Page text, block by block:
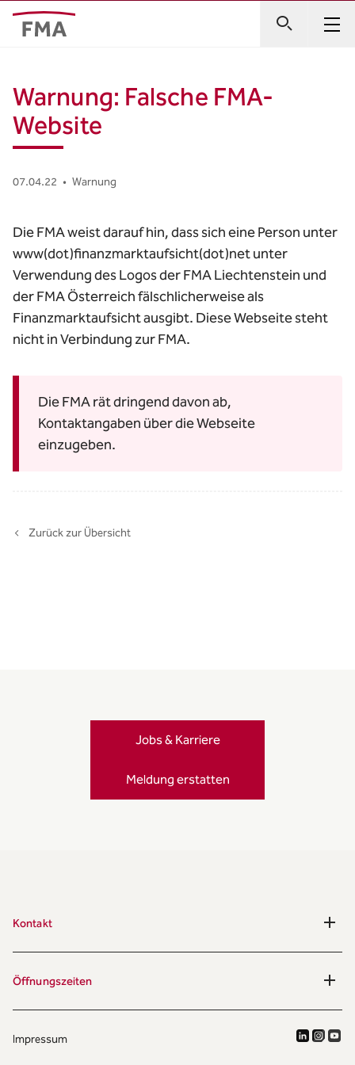
Warnung: Falsche FMA-
Website
07.04.22 • Warnung
Die FMA weist darauf hin, dass sich eine Person unter
www(dot)finanzmarktaufsicht(dot)net unter
Verwendung des Logos der FMA Liechtenstein und
der FMA Österreich fälschlicherweise als
Finanzmarktaufsicht ausgibt. Diese Webseite steht
nicht in Verbindung zur FMA.
Die FMA rät dringend davon ab,
Kontaktangaben über die Webseite
einzugeben.
Zurück zur Übersicht
Kontakt
Öffnungszeiten
Impressum
Jobs & Karriere
Meldung erstatten